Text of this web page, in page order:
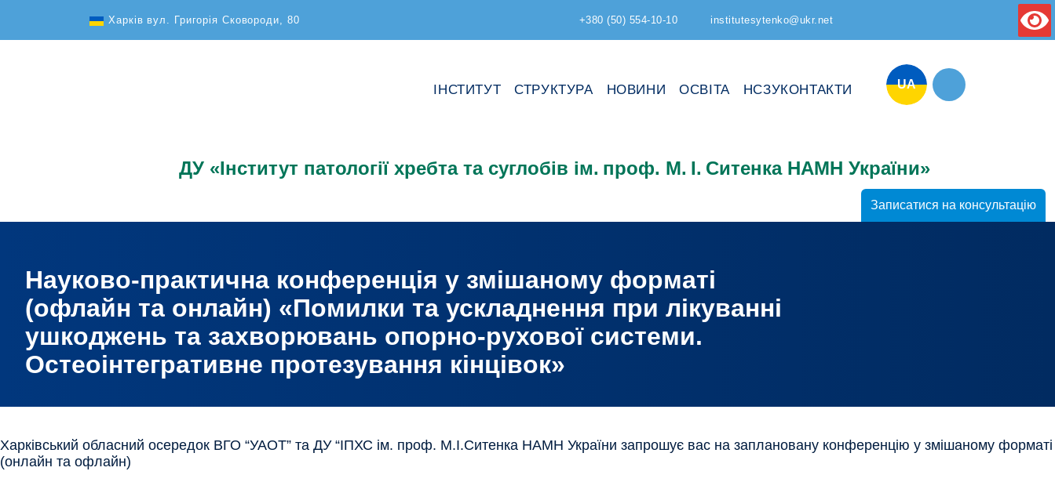
Харків вул. Григорія Сковороди, 80 +380 (50) 554-10-10 institutesytenko@ukr.net
ІНСТИТУТ СТРУКТУРА НОВИНИ ОСВІТА НСЗУКОНТАКТИ UA
ДУ «Інститут патології хребта та суглобів ім. проф. М. І. Ситенка НАМН України»
Записатися на консультацію
Науково-практична конференція у змішаному форматі
(офлайн та онлайн) «Помилки та ускладнення при лікуванні
ушкоджень та захворювань опорно-рухової системи.
Остеоінтегративне протезування кінцівок»
Харківський обласний осередок ВГО “УАОТ” та ДУ “ІПХС ім. проф. М.І.Ситенка НАМН України запрошує вас на заплановану конференцію у змішаному форматі
(онлайн та офлайн)